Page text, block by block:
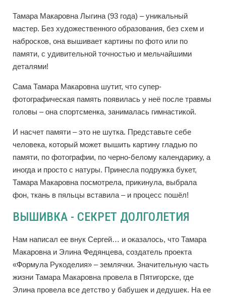
Тамара Макаровна Лыгина (93 года) – уникальный
мастер. Без художественного образования, без схем и
набросков, она вышивает картины по фото или по
памяти, с удивительной точностью и мельчайшими
деталями!
Сама Тамара Макаровна шутит, что супер-
фотографическая память появилась у неё после травмы
головы – она спортсменка, занималась гимнастикой.
И насчет памяти – это не шутка. Представьте себе
человека, который может вышить картину гладью по
памяти, по фотографии, по черно-белому календарику, а
иногда и просто с натуры. Принесла подружка букет,
Тамара Макаровна посмотрела, прикинула, выбрала
фон, ткань в пяльцы вставила – и процесс пошёл!
ВЫШИВКА - СЕКРЕТ ДОЛГОЛЕТИЯ
Нам написал ее внук Сергей… и оказалось, что Тамара
Макаровна и Элина Федянцева, создатель проекта
«Формула Рукоделия» – землячки. Значительную часть
жизни Тамара Макаровна провела в Пятигорске, где
Элина провела все детство у бабушек и дедушек. На ее